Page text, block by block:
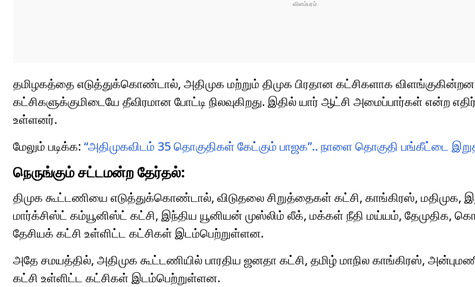
தமிழகத்தை எடுத்துக்கொண்டால், அதிமுக மற்றும் திமுக பிரதான கட்சிகளாக
கட்சிகளுக்குமிடையே தீவிரமான போட்டி நிலவுகிறது. இதில் யார் ஆட்சி அமைப்பார்கள் என்ற
உள்ளனர்.
மேலும் படிக்க: “அதிமுகவிடம் 35 தொகுதிகள் கேட்கும் பாஜக”.. நாளை தொகுதி பங்கீட்டை
நெருங்கும் சட்டமன்ற தேர்தல்:
திமுக கூட்டணியை எடுத்துக்கொண்டால், விடுதலை சிறுத்தைகள் கட்சி, காங்கிரஸ், மதிமுக,
மார்க்சிஸ்ட் கம்யூனிஸ்ட் கட்சி, இந்திய யூனியன் முஸ்லிம் லீக், மக்கள் நீதி மய்யம், தேமுதிக,
தேசியக் கட்சி உள்ளிட்ட கட்சிகள் இடம்பெற்றுள்ளன.
அதே சமயத்தில், அதிமுக கூட்டணியில் பாரதிய ஜனதா கட்சி, தமிழ் மாநில காங்கிரஸ்,
கட்சி உள்ளிட்ட கட்சிகள் இடம்பெற்றுள்ளன.